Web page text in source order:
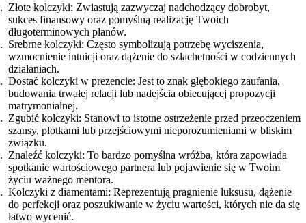
Złote kolczyki: Zwiastują zazwyczaj nadchodzący dobrobyt,
sukces finansowy oraz pomyślną realizację Twoich
długoterminowych planów.
Srebrne kolczyki: Często symbolizują potrzebę wyciszenia,
wzmocnienie intuicji oraz dążenie do szlachetności w codziennych
działaniach.
Dostać kolczyki w prezencie: Jest to znak głębokiego zaufania,
budowania trwałej relacji lub nadejścia obiecującej propozycji
matrymonialnej.
Zgubić kolczyki: Stanowi to istotne ostrzeżenie przed przeoczeniem
szansy, plotkami lub przejściowymi nieporozumieniami w bliskim
związku.
Znaleźć kolczyki: To bardzo pomyślna wróżba, która zapowiada
spotkanie wartościowego partnera lub pojawienie się w Twoim
życiu ważnego mentora.
Kolczyki z diamentami: Reprezentują pragnienie luksusu, dążenie
do perfekcji oraz poszukiwanie w życiu wartości, których nie da się
łatwo wycenić.